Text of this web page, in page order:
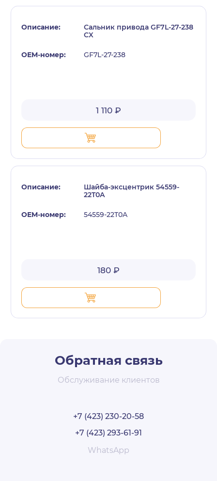
Сальник привода GF7L-27-238
CX
GF7L-27-238
1 110 ₽
Шайба-эксцентрик 54559-
22T0A
54559-22T0A
180 ₽
Обратная связь
Обслуживание клиентов
+7 (423) 230-20-58
+7 (423) 293-61-91
WhatsApp